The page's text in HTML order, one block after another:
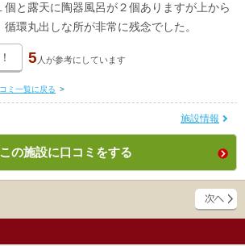
個と露天に陶器風呂が２個ありますが上から
環丸出しな所が非常に残念でした。
5 人が参考にしています
ミ一覧に戻る >
施設情報
この施設に口コミをする